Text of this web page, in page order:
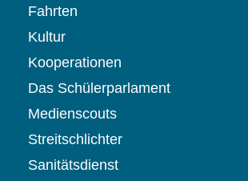
Fahrten
Kultur
Kooperationen
Das Schülerparlament
Medienscouts
Streitschlichter
Sanitätsdienst